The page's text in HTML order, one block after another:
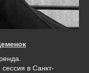
в Санкт-